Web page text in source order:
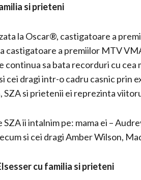
si prieteni
la Oscar®, castigatoare a
castigatoare a premiilor MTV
continua sa bata recorduri cu cea
cei dragi intr-o cadru casnic prin
SZA si prietenii ei reprezinta
SZA ii intalnim pe: mama ei –
si cei dragi Amber Wilson,
cu familia si prieteni